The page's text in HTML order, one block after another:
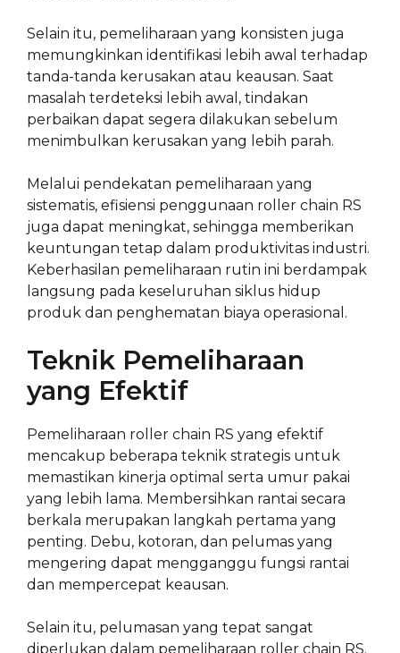
Selain itu, pemeliharaan yang konsisten juga
memungkinkan identifikasi lebih awal terhadap
tanda-tanda kerusakan atau keausan. Saat
masalah terdeteksi lebih awal, tindakan
perbaikan dapat segera dilakukan sebelum
menimbulkan kerusakan yang lebih parah.
Melalui pendekatan pemeliharaan yang
sistematis, efisiensi penggunaan roller chain RS
juga dapat meningkat, sehingga memberikan
keuntungan tetap dalam produktivitas industri.
Keberhasilan pemeliharaan rutin ini berdampak
langsung pada keseluruhan siklus hidup
produk dan penghematan biaya operasional.
Teknik Pemeliharaan
yang Efektif
Pemeliharaan roller chain RS yang efektif
mencakup beberapa teknik strategis untuk
memastikan kinerja optimal serta umur pakai
yang lebih lama. Membersihkan rantai secara
berkala merupakan langkah pertama yang
penting. Debu, kotoran, dan pelumas yang
mengering dapat mengganggu fungsi rantai
dan mempercepat keausan.
Selain itu, pelumasan yang tepat sangat
diperlukan dalam pemeliharaan roller chain RS.